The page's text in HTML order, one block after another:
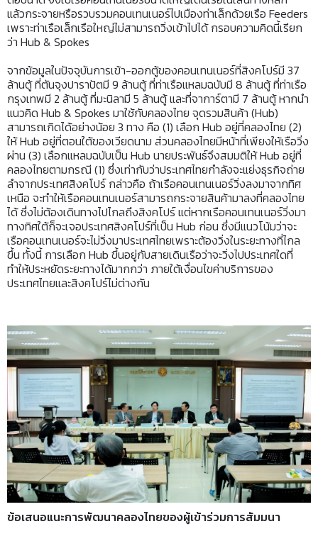
แล้วกระจายหรือรวบรวมคอนเทนเนอร์ไปเมืองท่าเล็กด้วยเรือ Feeders
เพราะท่าเรือเล็กเรือใหญ่ไม่สามารถวิ่งเข้าไปได้ กรอบความคิดนี้เรียก
ว่า Hub & Spokes
จากข้อมูลในปัจจุบันการเข้า-ออกตู้ของคอนเทนเนอร์ที่สิงคโปร์มี 37
ล้านตู้ ที่ตันจุงปาราปัตมี 9 ล้านตู้ ที่ท่าเรือแหลมฉบับมี 8 ล้านตู้ ที่ท่าเรือ
กรุงเทพมี 2 ล้านตู้ ที่มะนิลามี 5 ล้านตู้ และที่จาการ์ตามี 7 ล้านตู้ หากนำ
แนวคิด Hub & Spokes มาใช้กับคลองไทย จุดรวมสินค้า (Hub)
สามารถเกิดได้อย่างน้อย 3 ทาง คือ (1) เลือก Hub อยู่ที่คลองไทย (2)
ให้ Hub อยู่ที่ตอนใต้ของเวียดนาม ส่วนคลองไทยมีหน้าที่เพียงให้เรือวิ่ง
ผ่าน (3) เลือกแหลมฉบับเป็น Hub นายประพันธ์จึงสมมติให้ Hub อยู่ที่
คลองไทยตามกรณี (1) ซึ่งเท่ากับว่าประเทศไทยกำลังจะแย่งธุรกิจถ่าย
ลำจากประเทศสิงคโปร์ กล่าวคือ ถ้าเรือคอนเทนเนอร์วิ่งลงมาจากทิศ
เหนือ จะทำให้เรือคอนเทนเนอร์สามารถกระจายสินค้ามาลงที่คลองไทย
ได้ ซึ่งไม่ต้องเดินทางไปไกลถึงสิงคโปร์ แต่หากเรือคอนเทนเนอร์วิ่งมา
ทางทิศใต้ก็จะเจอประเทศสิงคโปร์ที่เป็น Hub ก่อน ซึ่งมีแนวโน้มว่าจะ
เรือคอนเทนเนอร์จะไม่วิ่งมาประเทศไทยเพราะต้องวิ่งในระยะทางที่ไกล
ขึ้น ทั้งนี้ การเลือก Hub ขึ้นอยู่กับสายเดินเรือว่าจะวิ่งไปประเทศใดที่
ทำให้ประหยัดระยะทางได้มากกว่า ภายใต้เงื่อนไขค่าบริการของ
ประเทศไทยและสิงคโปร์ไม่ต่างกัน
ข้อเสนอแนะการพัฒนาคลองไทยของผู้เข้าร่วมการสัมมนา